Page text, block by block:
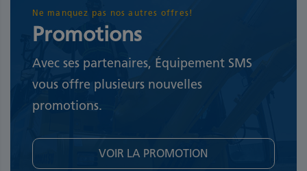
Ne manquez pas nos autres offres!
Promotions
Avec ses partenaires, Équipement SMS
vous offre plusieurs nouvelles
promotions.
VOIR LA PROMOTION